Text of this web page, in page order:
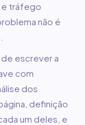
e tráfego
não é
escrever a
com
dos
definição
um deles, e